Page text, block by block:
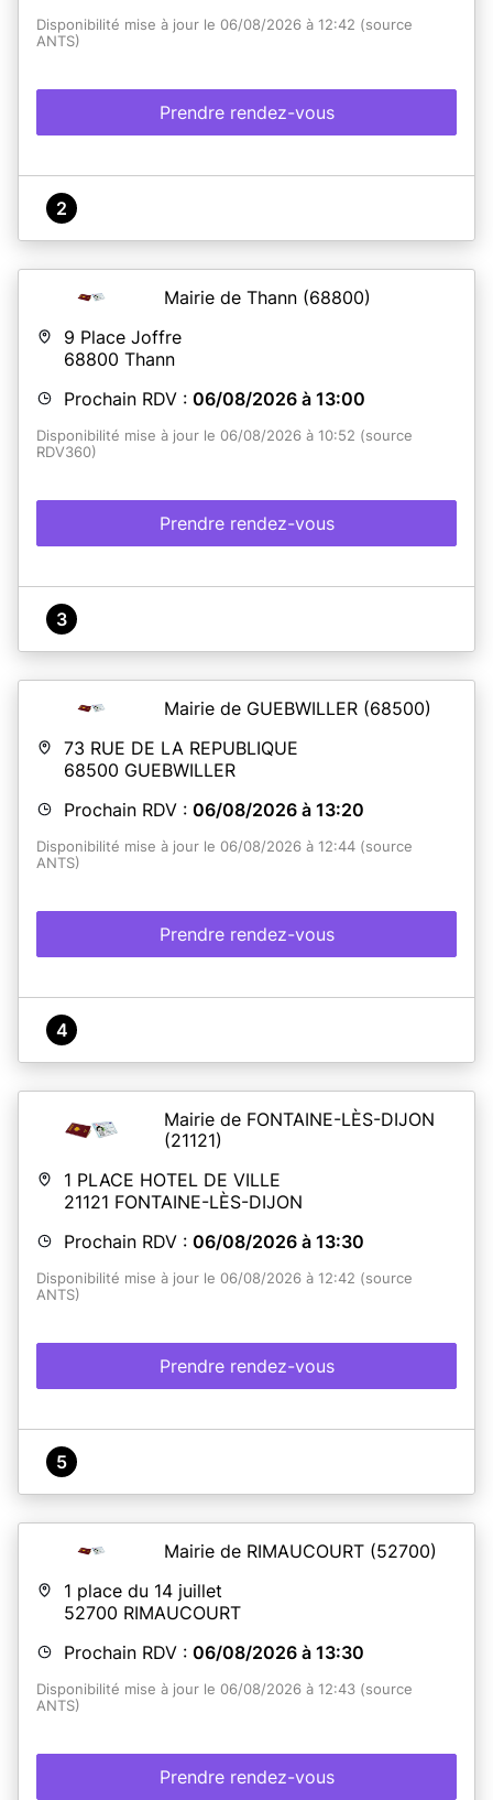
Disponibilité mise à jour le 06/08/2026 à 12:42 (source
ANTS)
Prendre rendez-vous
2
Mairie de Thann (68800)
9 Place Joffre
68800 Thann
Prochain RDV : 06/08/2026 à 13:00
Disponibilité mise à jour le 06/08/2026 à 10:52 (source
RDV360)
Prendre rendez-vous
3
Mairie de GUEBWILLER (68500)
73 RUE DE LA REPUBLIQUE
68500 GUEBWILLER
Prochain RDV : 06/08/2026 à 13:20
Disponibilité mise à jour le 06/08/2026 à 12:44 (source
ANTS)
Prendre rendez-vous
4
Mairie de FONTAINE-LÈS-DIJON
(21121)
1 PLACE HOTEL DE VILLE
21121 FONTAINE-LÈS-DIJON
Prochain RDV : 06/08/2026 à 13:30
Disponibilité mise à jour le 06/08/2026 à 12:42 (source
ANTS)
Prendre rendez-vous
5
Mairie de RIMAUCOURT (52700)
1 place du 14 juillet
52700 RIMAUCOURT
Prochain RDV : 06/08/2026 à 13:30
Disponibilité mise à jour le 06/08/2026 à 12:43 (source
ANTS)
Prendre rendez-vous